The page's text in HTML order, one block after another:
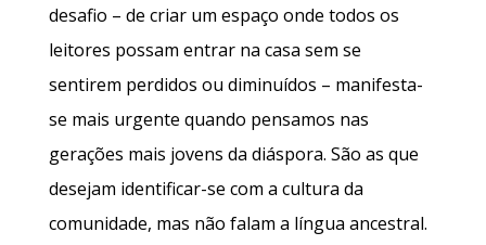
desafio – de criar um espaço onde todos os
leitores possam entrar na casa sem se
sentirem perdidos ou diminuídos – manifesta-
se mais urgente quando pensamos nas
gerações mais jovens da diáspora. São as que
desejam identificar-se com a cultura da
comunidade, mas não falam a língua ancestral.